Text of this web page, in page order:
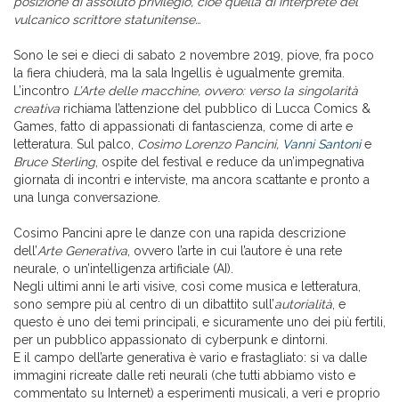
vulcanico scrittore statunitense…
Sono le sei e dieci di sabato 2 novembre 2019, piove, fra poco
la fiera chiuderà, ma la sala Ingellis è ugualmente gremita.
L’incontro L’Arte delle macchine, ovvero: verso la singolarità
creativa richiama l’attenzione del pubblico di Lucca Comics &
Games, fatto di appassionati di fantascienza, come di arte e
letteratura. Sul palco, Cosimo Lorenzo Pancini, Vanni Santonie
Bruce Sterling, ospite del festival e reduce da un’impegnativa
giornata di incontri e interviste, ma ancora scattante e pronto a
una lunga conversazione.
Cosimo Pancini apre le danze con una rapida descrizione
dell’Arte Generativa , ovvero l’arte in cui l’autore è una rete
neurale, o un’intelligenza artificiale (AI).
Negli ultimi anni le arti visive, così come musica e letteratura,
sono sempre più al centro di un dibattito sull’autorialità , e
questo è uno dei temi principali, e sicuramente uno dei più fertili,
per un pubblico appassionato di cyberpunk e dintorni.
E il campo dell’arte generativa è vario e frastagliato: si va dalle
immagini ricreate dalle reti neurali (che tutti abbiamo visto e
commentato su Internet) a esperimenti musicali, a veri e proprio